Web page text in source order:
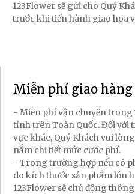
123Flower sẽ gửi cho Quý
trước khi tiến hành giao hoa
Miễn phí giao hàng
- Miễn phí vận chuyển
tỉnh trên Toàn Quốc. Đối với
vực khác, Quý Khách vui
nắm chi tiết mức cước phí.
- Trong trường hợp nếu có
do kích thước sản phẩm lớn
123Flower sẽ chủ động